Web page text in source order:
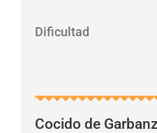
Dificultad
Cocido de